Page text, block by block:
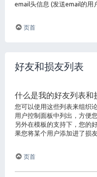
email头信息 (发送email的用
页首
好友和损友列表
什么是我的好友列表和
您可以使用这些列表来组织
用户控制面板中列出，方便
另外在模板的支持下，您的
果您将某个用户添加进了损
页首